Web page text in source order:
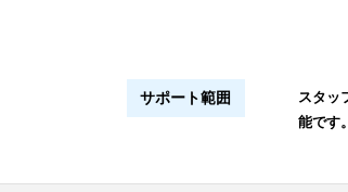
サポート範囲
スタッ
能です